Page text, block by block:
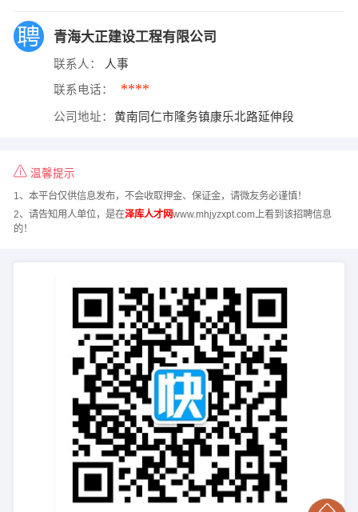
青海大正建设工程有限公司
联系人： 人事
联系电话： ****
公司地址： 黄南同仁市隆务镇康乐北路延伸段
温馨提示
1、本平台仅供信息发布，不会收取押金、保证金，请微友务必谨慎！
2、请告知用人单位，是在泽库人才网www.mhjyzxpt.com上看到该招聘信息
的！